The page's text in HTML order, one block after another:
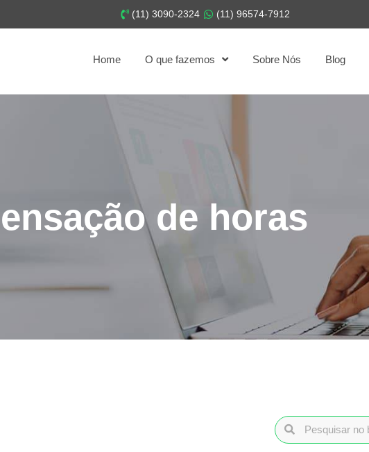
(11) 3090-2324 (11) 96574-7912
Home O que fazemos Sobre Nós Blog
de horas